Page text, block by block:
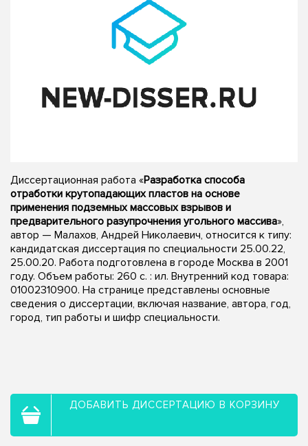
Диссертационная работа «Разработка способа
отработки крутопадающих пластов на основе
применения подземных массовых взрывов и
предварительного разупрочнения угольного массива»,
автор — Малахов, Андрей Николаевич, относится к типу:
кандидатская диссертация по специальности 25.00.22,
25.00.20. Работа подготовлена в городе Москва в 2001
году. Объем работы: 260 с. : ил. Внутренний код товара:
01002310900. На странице представлены основные
сведения о диссертации, включая название, автора, год,
город, тип работы и шифр специальности.
ДОБАВИТЬ ДИССЕРТАЦИЮ В КОРЗИНУ